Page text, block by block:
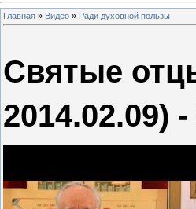
Главная » Видео » Ради духовной пользы
Святые
2014.02.09)